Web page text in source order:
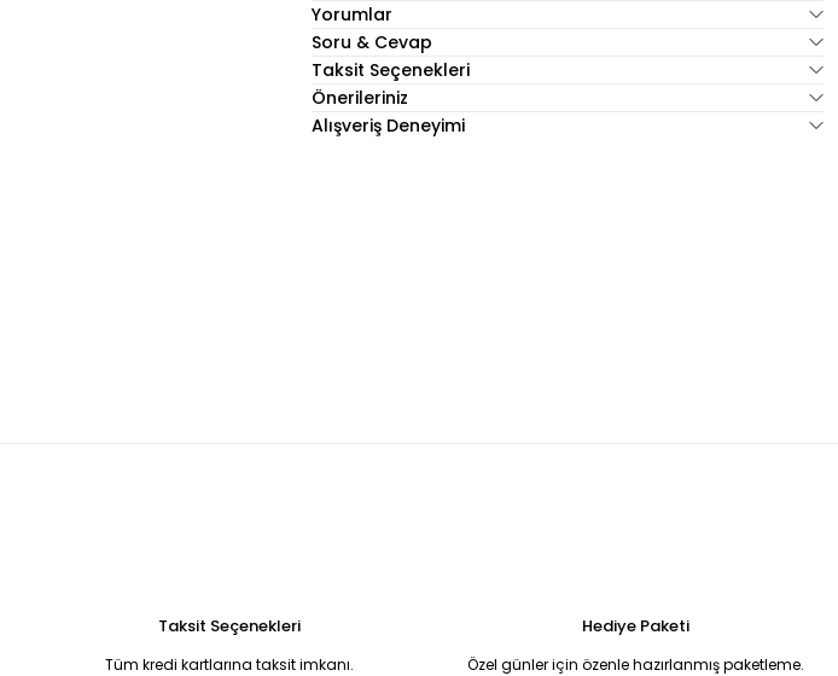
Yorumlar
Soru & Cevap
Taksit Seçenekleri
Önerileriniz
Alışveriş Deneyimi
Taksit Seçenekleri
Tüm kredi kartlarına taksit imkanı.
Hediye Paketi
Özel günler için özenle hazırlanmış paketleme.